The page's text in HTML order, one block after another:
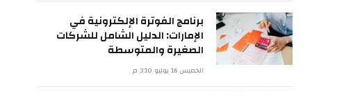
برنامج الفوترة الإلكترونية في
الإمارات: الدليل الشامل للشركات
الصغيرة والمتوسطة
الخميس 16 يوليو 3:10 م